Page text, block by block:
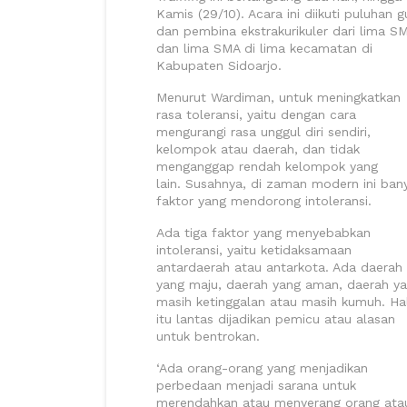
Kamis (29/10). Acara ini diikuti puluhan
dan pembina ekstrakurikuler dari lima
dan lima SMA di lima kecamatan di
Kabupaten Sidoarjo.
Menurut Wardiman, untuk meningkatkan
rasa toleransi, yaitu dengan cara
mengurangi rasa unggul diri sendiri,
kelompok atau daerah, dan tidak
menganggap rendah kelompok yang
lain. Susahnya, di zaman modern ini
faktor yang mendorong intoleransi.
Ada tiga faktor yang menyebabkan
intoleransi, yaitu ketidaksamaan
antardaerah atau antarkota. Ada daerah
yang maju, daerah yang aman, daerah
masih ketinggalan atau masih kumuh. Hal
itu lantas dijadikan pemicu atau alasan
untuk bentrokan.
‘Ada orang-orang yang menjadikan
perbedaan menjadi sarana untuk
merendahkan atau menyerang orang